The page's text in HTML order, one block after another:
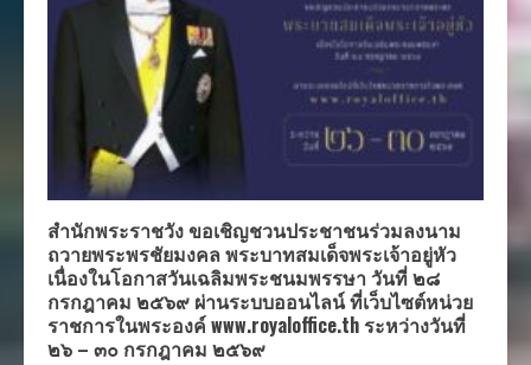
สำนักพระราชวัง ขอเชิญชวนประชาชนร่วมลงนาม
ถวายพระพรชัยมงคล พระบาทสมเด็จพระเจ้าอยู่หัว
เนื่องในโอกาสวันเฉลิมพระชนมพรรษา วันที่ ๒๘
กรกฎาคม ๒๕๖๙ ผ่านระบบออนไลน์ ที่เว็บไซต์หน่วย
ราชการในพระองค์ www.royaloffice.th ระหว่างวันที่
๒๖ – ๓๐ กรกฎาคม ๒๕๖๙